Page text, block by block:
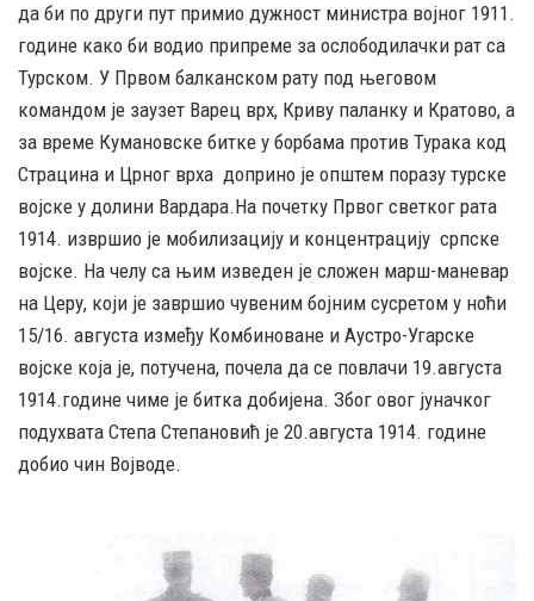
да би по други пут примио дужност министра војног 1911.
године како би водио припреме за ослободилачки рат са
Турском. У Првом балканском рату под његовом
командом је заузет Варец врх, Криву паланку и Кратово, а
за време Кумановске битке у борбама против Турака код
Страцина и Црног врха доприно је општем поразу турске
војске у долини Вардара.На почетку Првог светког рата
1914. извршио је мобилизацију и концентрацију српске
војске. На челу са њим изведен је сложен марш-маневар
на Церу, који је завршио чувеним бојним сусретом у ноћи
15/16. августа између Комбиноване и Аустро-Угарске
војске која је, потучена, почела да се повлачи 19.августа
1914.године чиме је битка добијена. Због овог јуначког
подухвата Степа Степановић је 20.августа 1914. године
добио чин Војводе.